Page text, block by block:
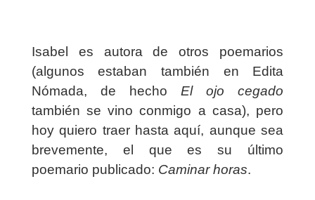
Isabel es autora de otros poemarios
(algunos estaban también en Edita
Nómada, de hechoEl ojo cegado
también se vino conmigo a casa), pero
hoy quiero traer hasta aquí, aunque sea
brevemente, el que es su último
poemario publicado: Caminar horas.